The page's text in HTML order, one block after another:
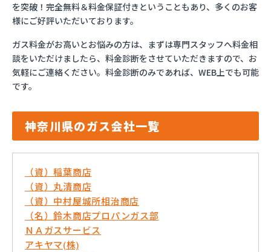
を突破！完全無料＆料金保証付きということもあり、多くのお客
様にご好評いただいております。
ガス料金がお高いとお悩みの方は、まずは専門スタッフへ料金相
談をいただけましたら、料金診断をさせていただきますので、お
気軽にご連絡ください。料金診断のみであれば、WEB上でも可能
です。
神奈川県のガス会社一覧
（資）稲葉商店
（資）丸清商店
（資）中村屋城所相治商店
（名）鈴木商店プロパンガス部
ＮＡガスサービス
アキヤマ(株)